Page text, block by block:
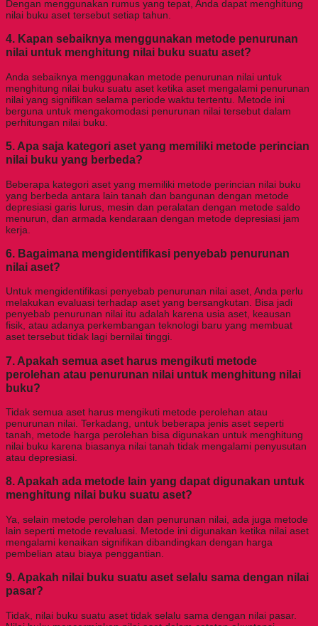
Dengan menggunakan rumus yang tepat, Anda dapat menghitung
nilai buku aset tersebut setiap tahun.
4. Kapan sebaiknya menggunakan metode penurunan
nilai untuk menghitung nilai buku suatu aset?
Anda sebaiknya menggunakan metode penurunan nilai untuk
menghitung nilai buku suatu aset ketika aset mengalami penurunan
nilai yang signifikan selama periode waktu tertentu. Metode ini
berguna untuk mengakomodasi penurunan nilai tersebut dalam
perhitungan nilai buku.
5. Apa saja kategori aset yang memiliki metode perincian
nilai buku yang berbeda?
Beberapa kategori aset yang memiliki metode perincian nilai buku
yang berbeda antara lain tanah dan bangunan dengan metode
depresiasi garis lurus, mesin dan peralatan dengan metode saldo
menurun, dan armada kendaraan dengan metode depresiasi jam
kerja.
6. Bagaimana mengidentifikasi penyebab penurunan
nilai aset?
Untuk mengidentifikasi penyebab penurunan nilai aset, Anda perlu
melakukan evaluasi terhadap aset yang bersangkutan. Bisa jadi
penyebab penurunan nilai itu adalah karena usia aset, keausan
fisik, atau adanya perkembangan teknologi baru yang membuat
aset tersebut tidak lagi bernilai tinggi.
7. Apakah semua aset harus mengikuti metode
perolehan atau penurunan nilai untuk menghitung nilai
buku?
Tidak semua aset harus mengikuti metode perolehan atau
penurunan nilai. Terkadang, untuk beberapa jenis aset seperti
tanah, metode harga perolehan bisa digunakan untuk menghitung
nilai buku karena biasanya nilai tanah tidak mengalami penyusutan
atau depresiasi.
8. Apakah ada metode lain yang dapat digunakan untuk
menghitung nilai buku suatu aset?
Ya, selain metode perolehan dan penurunan nilai, ada juga metode
lain seperti metode revaluasi. Metode ini digunakan ketika nilai aset
mengalami kenaikan signifikan dibandingkan dengan harga
pembelian atau biaya penggantian.
9. Apakah nilai buku suatu aset selalu sama dengan nilai
pasar?
Tidak, nilai buku suatu aset tidak selalu sama dengan nilai pasar.